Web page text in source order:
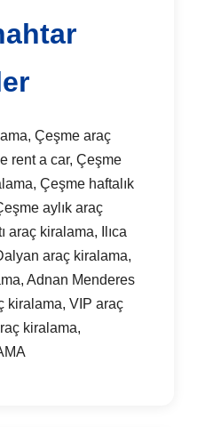
Çeşme araç
rent a car, Çeşme
Çeşme haftalık
aylık araç
araç kiralama, Ilıca
araç kiralama,
Adnan Menderes
kiralama, VIP araç
kiralama,